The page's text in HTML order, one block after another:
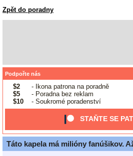
Zpět do poradny
Podpořte nás
$2
- Ikona patrona na poradně
$5
- Poradna bez reklam
$10
- Soukromé poradenství
STAŇTE SE
Táto kapela má milióny fanúšikov.